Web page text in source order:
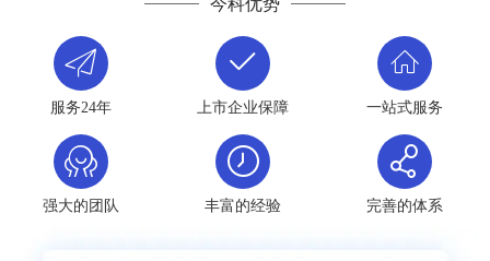
服务24年 上市企业保障 一站式服务
强大的团队 丰富的经验 完善的体系